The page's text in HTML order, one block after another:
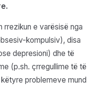
rrezikun e varësisë nga
kompulsiv), disa
depresioni) dhe të
(p.sh. çrregullime të të
problemeve mund